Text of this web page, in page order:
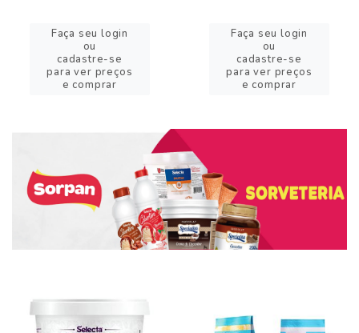
Faça seu login
ou
cadastre-se
para ver preços
e comprar
Faça seu login
ou
cadastre-se
para ver preços
e comprar